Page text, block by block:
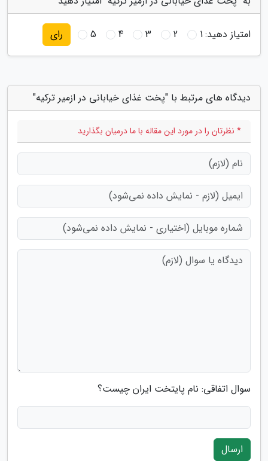
امتیاز دهید:1
2
3
4
5 رای
دیدگاه های مرتبط با "پخت غذای خیابانی در ازمیر ترکیه"
* نظرتان را در مورد این مقاله با ما درمیان بگذارید
سوال اتفاقی: نام پایتخت ایران چیست؟
ارسال